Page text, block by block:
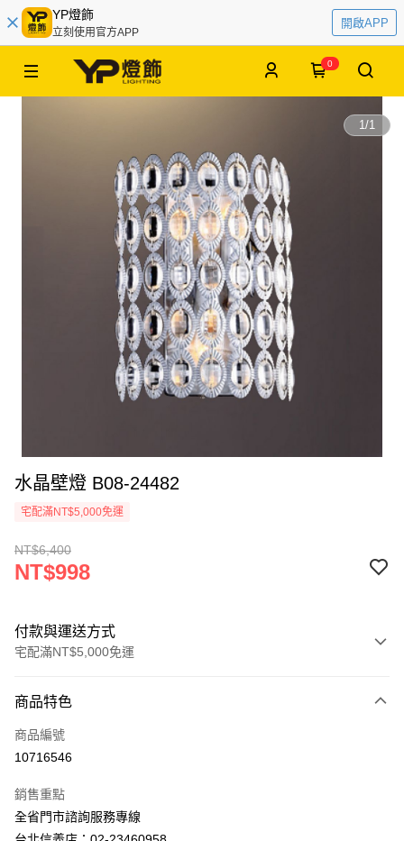
YP燈飾
立刻使用官方APP
開啟APP
0
1/1
水晶壁燈 B08-24482
宅配滿NT$5,000免運
NT$6,400
NT$998
付款與運送方式
宅配滿NT$5,000免運
信用卡一次付款
LINE Pay
街口支付
商品特色
商品編號
10716546
銷售重點
全省門市諮詢服務專線